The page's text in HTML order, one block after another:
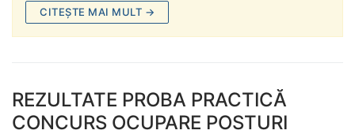
CITEȘTE MAI MULT →
REZULTATE PROBA PRACTICĂ
CONCURS OCUPARE POSTURI